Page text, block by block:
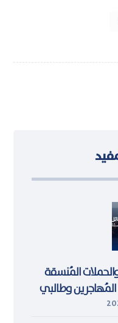
المُنسقة
المُهاجرين وطالبي